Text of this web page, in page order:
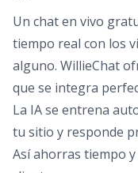
Un chat en vivo
tiempo real con los
alguno. WillieChat
que se integra
La IA se entrena
tu sitio y responde
Así ahorras tiempo